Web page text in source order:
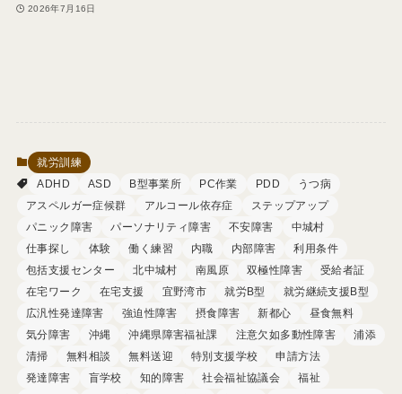
2026年7月16日
就労訓練
ADHD
ASD B型事業所 PC作業 PDD
うつ病
アスペルガー症候群
アルコール依存症
ステップアップ
パニック障害
パーソナリティ障害 不安障害
中城村
仕事探し
体験 働く練習 内職 内部障害
利用条件
包括支援センター
北中城村 南風原 双極性障害
受給者証
在宅ワーク
在宅支援 宜野湾市 就労B型
就労継続支援B型
広汎性発達障害
強迫性障害 摂食障害 新都心
昼食無料
気分障害
沖縄 沖縄県障害福祉課 注意欠如多動性障害
浦添
清掃
無料相談 無料送迎 特別支援学校
申請方法
発達障害
盲学校 知的障害 社会福祉協議会
福祉